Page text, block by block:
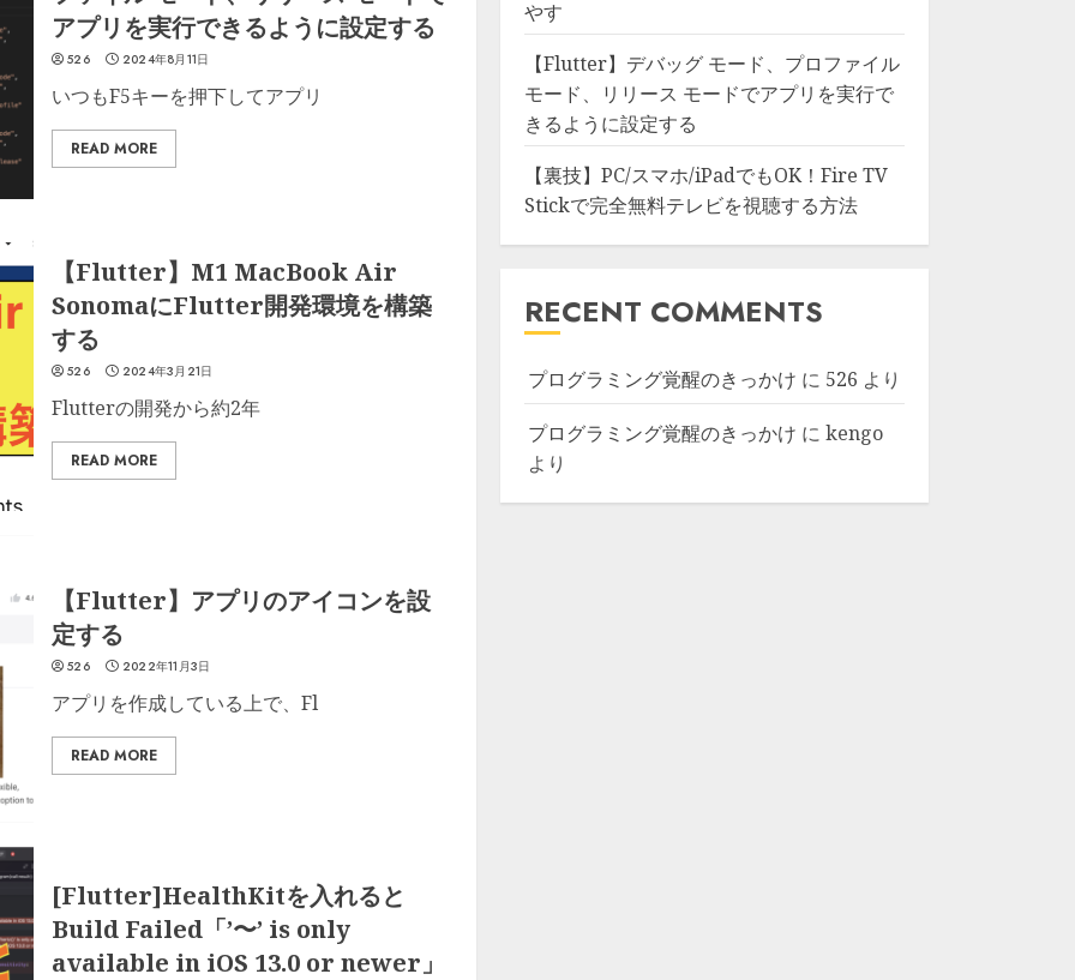
アプリを実行できるように設定する
526 2024年8月11日
いつもF5キーを押下してアプリ
READ MORE
【Flutter】M1 MacBook Air
SonomaにFlutter開発環境を構築
する
526 2024年3月21日
Flutterの開発から約2年
READ MORE
【Flutter】アプリのアイコンを設
定する
526 2022年11月3日
アプリを作成している上で、Fl
READ MORE
[Flutter]HealthKitを入れると
Build Failed「’〜’ is only
available in iOS 13.0 or newer」
やす
【Flutter】デバッグ モード、プロファイル
モード、リリース モードでアプリを実行で
きるように設定する
【裏技】PC/スマホ/iPadでもOK！Fire TV
Stickで完全無料テレビを視聴する方法
RECENT COMMENTS
プログラミング覚醒のきっかけ に 526 より
プログラミング覚醒のきっかけ にkengo
より